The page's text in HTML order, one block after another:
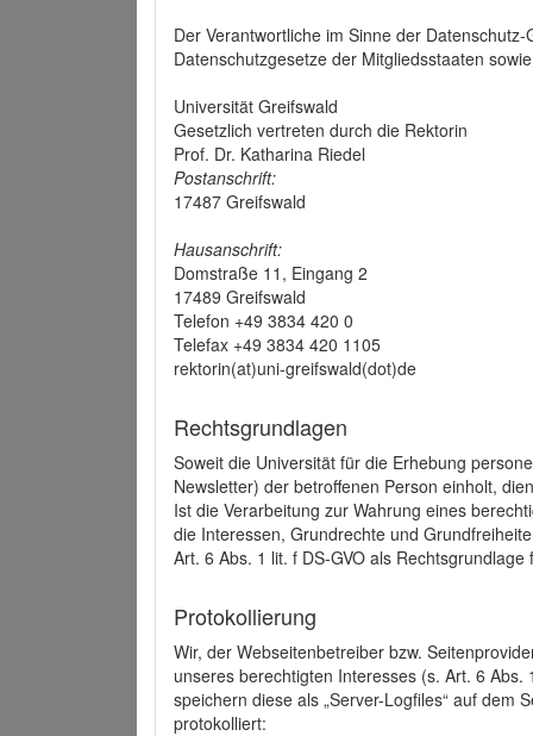
Der Verantwortliche im Sinne der
Datenschutzgesetze der Mitgliedsstaaten
Universität Greifswald
Gesetzlich vertreten durch die Rektorin
Prof. Dr. Katharina Riedel
Postanschrift:
17487 Greifswald
Hausanschrift:
Domstraße 11, Eingang 2
17489 Greifswald
Telefon +49 3834 420 0
Telefax +49 3834 420 1105
rektorin(at)uni-greifswald(dot)de
Rechtsgrundlagen
Soweit die Universität für die Erhebung
Newsletter) der betroffenen Person einholt,
Ist die Verarbeitung zur Wahrung eines
die Interessen, Grundrechte und
Art. 6 Abs. 1 lit. f DS-GVO als
Protokollierung
Wir, der Webseitenbetreiber bzw.
unseres berechtigten Interesses (s. Art. 6
speichern diese als „Server-Logfiles“ auf dem
protokolliert: